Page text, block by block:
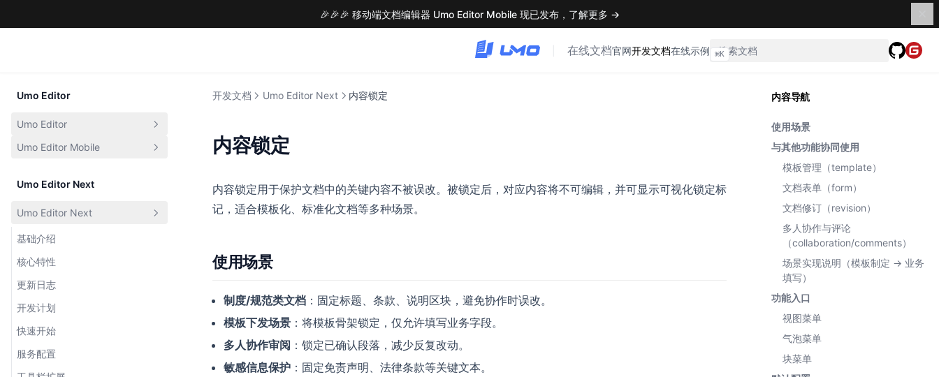
🎉🎉🎉 移动端文档编辑器 Umo Editor Mobile 现已发布，了解更多 →
在线文档官网开发文档在线示例 ⌘K
Umo Editor
Umo Editor
基本介绍
更新日志
开发计划
定制开发
配置项
默认配置
字典配置
工具栏配置
事件列表
方法列表
Tiptap 编辑器
Umo Editor Mobile
快速开始
开发计划
配置项
默认配置
调试配置
字典配置
页面配置
事件列表
方法列表
Tiptap 编辑器
多语言支持
Umo Editor Next
Umo Editor Next
基础介绍
核心特性
更新日志
开发计划
快速开始
服务配置
内容导航
使用场景
与其他功能协同使用
模板管理（template）
文档表单（form）
文档修订（revision）
多人协作与评论
（collaboration/comments）
场景实现说明（模板制定 → 业务
填写）
功能入口
视图菜单
气泡菜单
块菜单
开发文档 Umo Editor Next 内容锁定
内容锁定
内容锁定用于保护文档中的关键内容不被误改。被锁定后，对应内容将不可编辑，并可显示可视化锁定标
记，适合模板化、标准化文档等多种场景。
使用场景
制度/规范类文档 ：固定标题、条款、说明区块，避免协作时误改。
模板下发场景 ：将模板骨架锁定，仅允许填写业务字段。
多人协作审阅 ：锁定已确认段落，减少反复改动。
敏感信息保护 ：固定免责声明、法律条款等关键文本。